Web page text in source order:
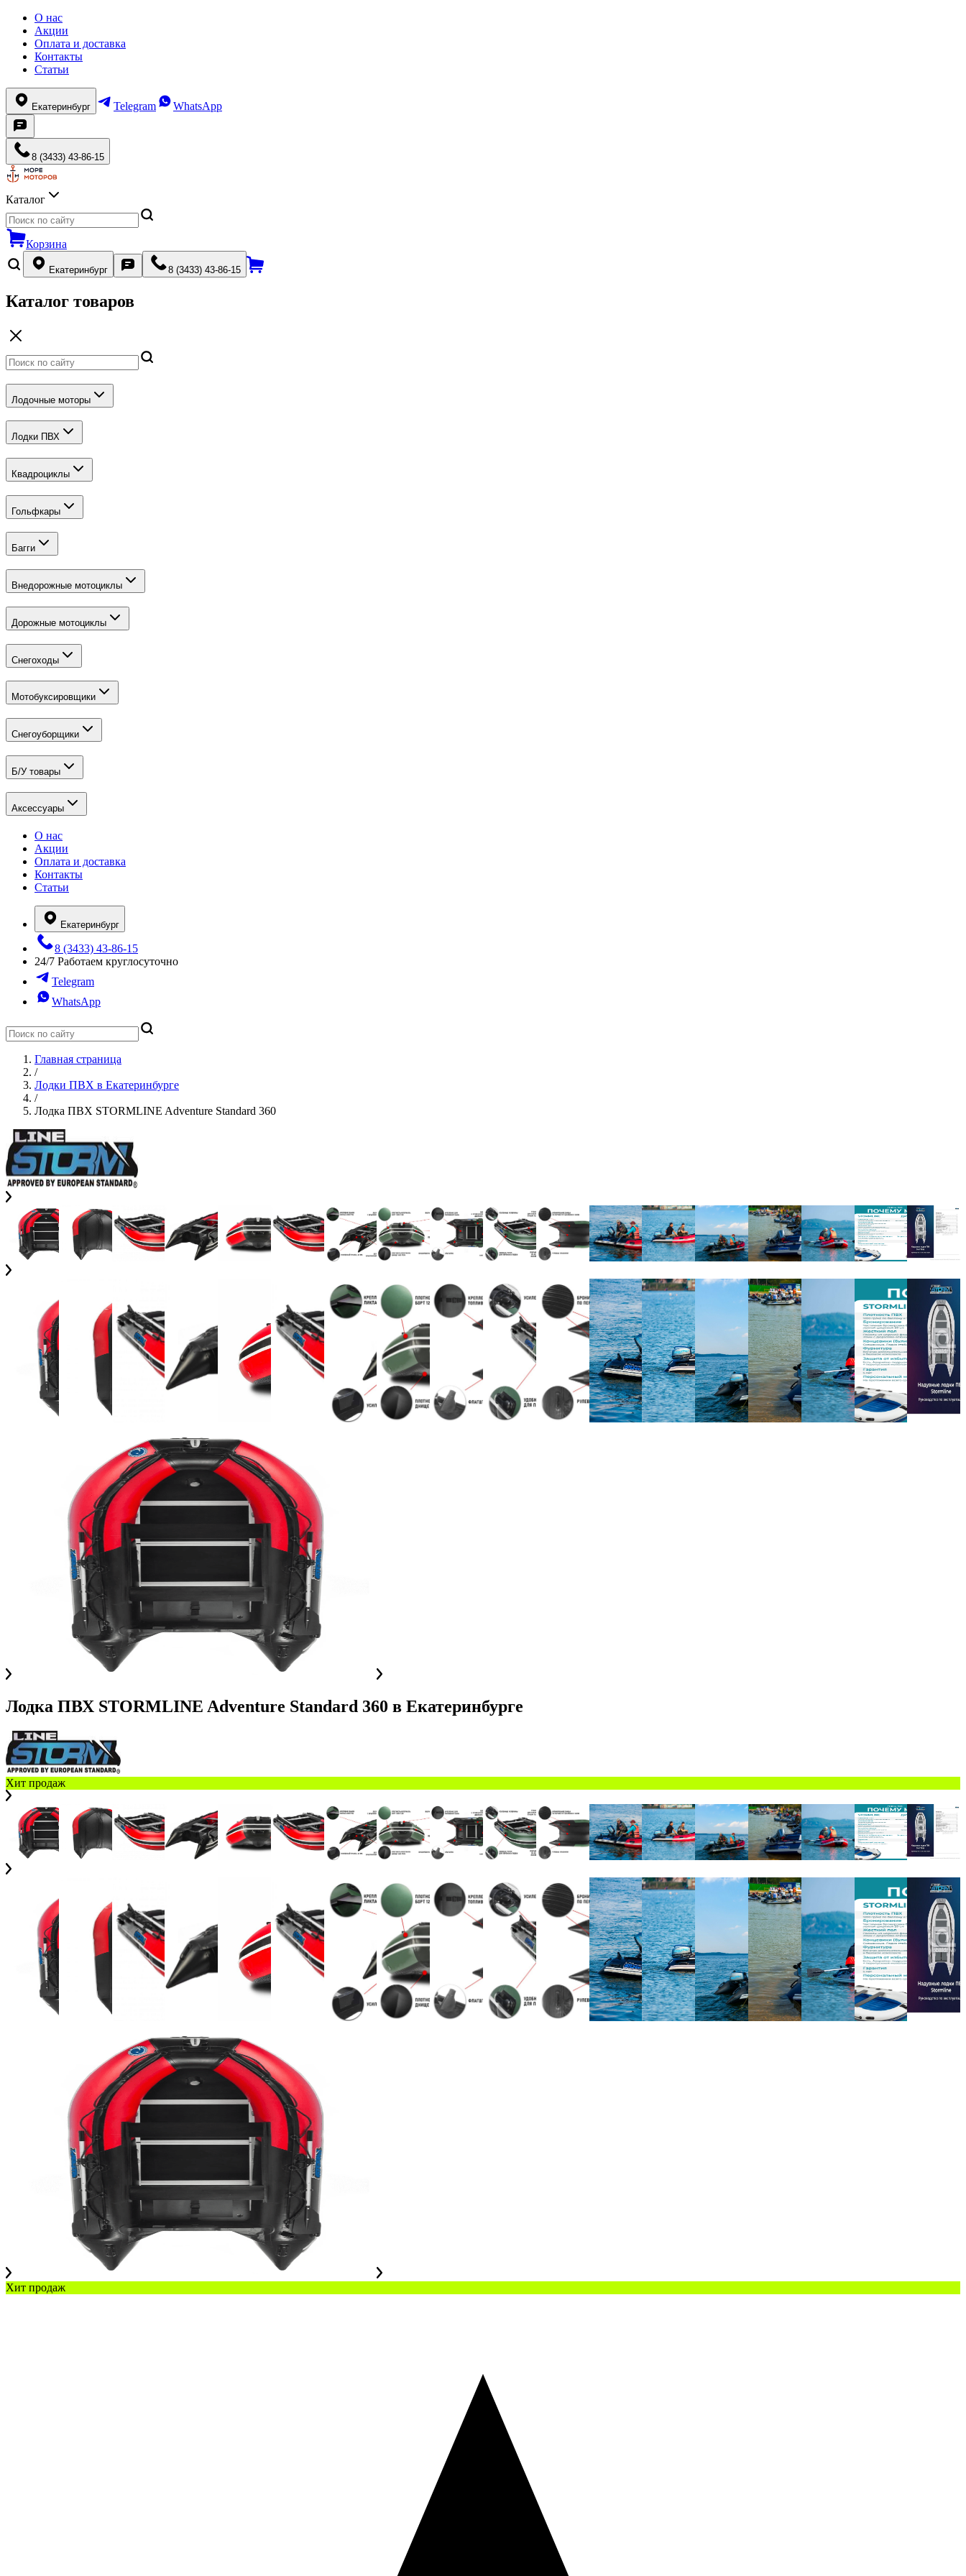
О нас
Акции
Оплата и доставка
Контакты
Статьи
Екатеринбург Telegram WhatsApp
8 (3433) 43-86-15
Каталог
Корзина
Екатеринбург 8 (3433) 43-86-15
Каталог товаров
Лодочные моторы
Лодки ПВХ
Квадроциклы
Гольфкары
Багги
Внедорожные мотоциклы
Дорожные мотоциклы
Снегоходы
Мотобуксировщики
Снегоуборщики
Б/У товары
Аксессуары
О нас
Акции
Оплата и доставка
Контакты
Статьи
Екатеринбург
8 (3433) 43-86-15
24/7 Работаем круглосуточно
Telegram
WhatsApp
Главная страница
/
Лодки ПВХ в Екатеринбурге
/
Лодка ПВХ STORMLINE Adventure Standard 360
Лодка ПВХ STORMLINE Adventure Standard 360 в Екатеринбурге
Хит продаж
Хит продаж